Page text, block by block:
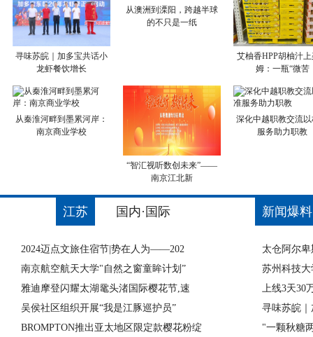
寻味苏皖｜加多宝共话小
龙虾餐饮增长
从澳洲到溧阳，跨越半球
的不只是一纸
艾柚香HPP胡柚汁
姆：一瓶“微苦
从秦淮河畔到墨累河岸：
南京商业学校
“智汇视听数创未来”——
南京江北新
深化中越职教交流
服务助力职教
江苏 国内·国际
2024迈点文旅住宿节|势在人为——202
南京航空航天大学"自然之窗童眸计划”
雅迪摩登闪耀太湖鼋头渚国际樱花节,速
吴侯社区组织开展“我是江豚巡护员”
BROMPTON推出亚太地区限定款樱花粉绽
新闻爆
太仓阿尔
苏州科技
上线3天30
寻味苏皖
"一颗秋糖